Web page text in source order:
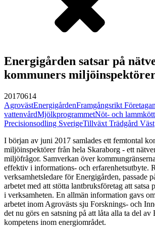
Energigården satsar på
kommuners
20170614
AgrovästEnergigårdenFramgångsrikt
vattenvårdMjölkprogrammetNöt- och
Precisionsodling SverigeTillväxt Trädgård Väst
I början av juni 2017 samlades ett femtontal
miljöinspektörer från hela Skaraborg - ett
miljöfrågor. Samverkan över
effektiv i informations- och erfarenhetsutbyte.
verksamhetsledare för Energigården, passade
arbetet med att stötta lantbruksföretag att satsa
i verksamheten. En allmän information gavs
arbetet inom Agrovästs sju Forsknings- och
det nu görs en satsning på att låta alla ta del av
kompetens inom energiområdet.